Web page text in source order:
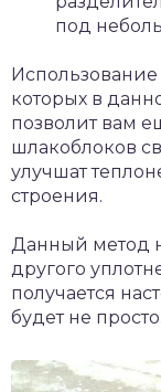
под
Использование
которых в
позволит вам
шлакоблоков
улучшат
строения.
Данный метод
другого
получается
будет не просто.